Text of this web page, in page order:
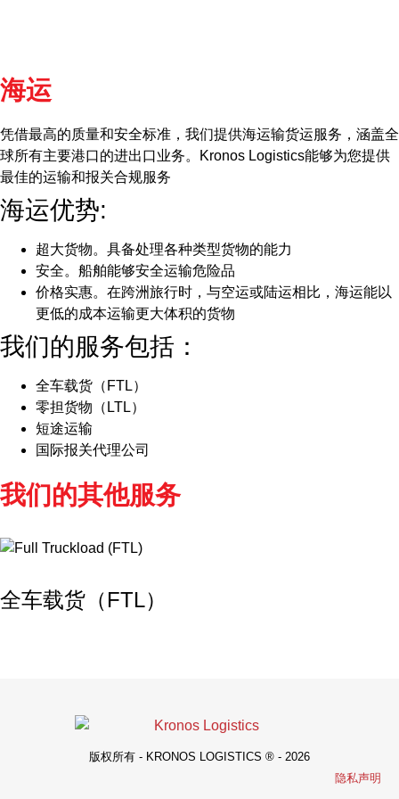
海运
凭借最高的质量和安全标准，我们提供海运输货运服务，涵盖全
球所有主要港口的进出口业务。Kronos Logistics能够为您提供
最佳的运输和报关合规服务
海运优势:
超大货物。具备处理各种类型货物的能力
安全。船舶能够安全运输危险品
价格实惠。在跨洲旅行时，与空运或陆运相比，海运能以
更低的成本运输更大体积的货物
我们的服务包括：
全车载货（FTL）
零担货物（LTL）
短途运输
国际报关代理公司
我们的其他服务
全车载货（FTL）
版权所有 - KRONOS LOGISTICS ® - 2026
隐私声明